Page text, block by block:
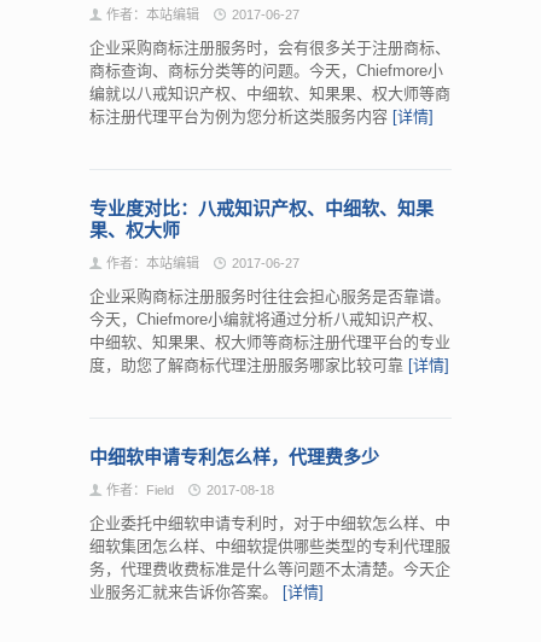
作者：本站编辑 2017-06-27
企业采购商标注册服务时，会有很多关于注册商标、
商标查询、商标分类等的问题。今天，Chiefmore小
编就以八戒知识产权、中细软、知果果、权大师等商
标注册代理平台为例为您分析这类服务内容 [详情]
专业度对比：八戒知识产权、中细软、知果
果、权大师
作者：本站编辑 2017-06-27
企业采购商标注册服务时往往会担心服务是否靠谱。
今天，Chiefmore小编就将通过分析八戒知识产权、
中细软、知果果、权大师等商标注册代理平台的专业
度，助您了解商标代理注册服务哪家比较可靠 [详情]
中细软申请专利怎么样，代理费多少
作者：Field 2017-08-18
企业委托中细软申请专利时，对于中细软怎么样、中
细软集团怎么样、中细软提供哪些类型的专利代理服
务，代理费收费标准是什么等问题不太清楚。今天企
业服务汇就来告诉你答案。
[详情]